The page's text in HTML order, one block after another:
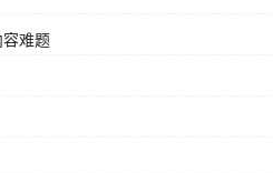
容难题